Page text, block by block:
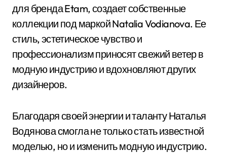
для бренда Etam, создает собственные
коллекции под маркой Natalia Vodianova. Ее
стиль, эстетическое чувство и
профессионализм приносят свежий ветер в
модную индустрию и вдохновляют других
дизайнеров.
Благодаря своей энергии и таланту Наталья
Водянова смогла не только стать известной
моделью, но и изменить модную индустрию.